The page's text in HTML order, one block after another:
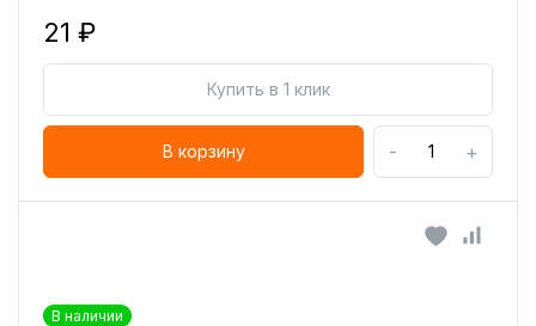
21 ₽
Купить в 1 клик
В корзину - +
В наличии